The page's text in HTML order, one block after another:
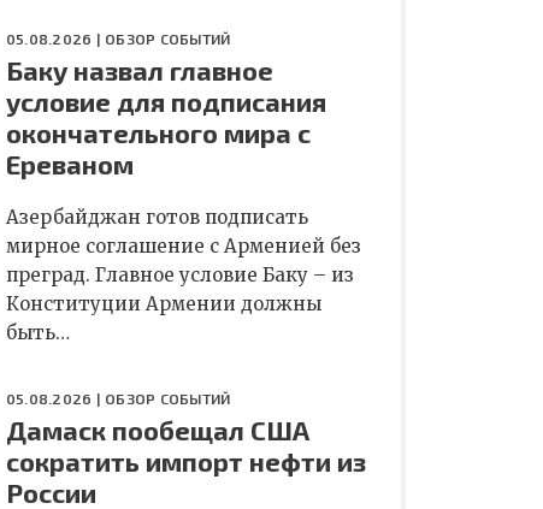
05.08.2026 | ОБЗОР СОБЫТИЙ
Баку назвал главное
условие для подписания
окончательного мира с
Ереваном
Азербайджан готов подписать
мирное соглашение с Арменией без
преград. Главное условие Баку – из
Конституции Армении должны
быть…
05.08.2026 | ОБЗОР СОБЫТИЙ
Дамаск пообещал США
сократить импорт нефти из
России